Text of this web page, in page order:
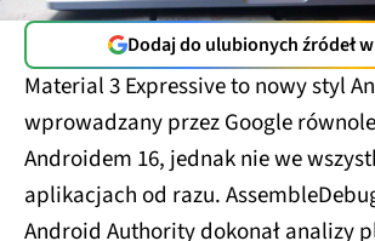
Dodaj do ulubionych źródeł
Material 3 Expressive to nowy styl
wprowadzany przez Google
Androidem 16, jednak nie we
aplikacjach od razu.
Android Authority dokonał analizy